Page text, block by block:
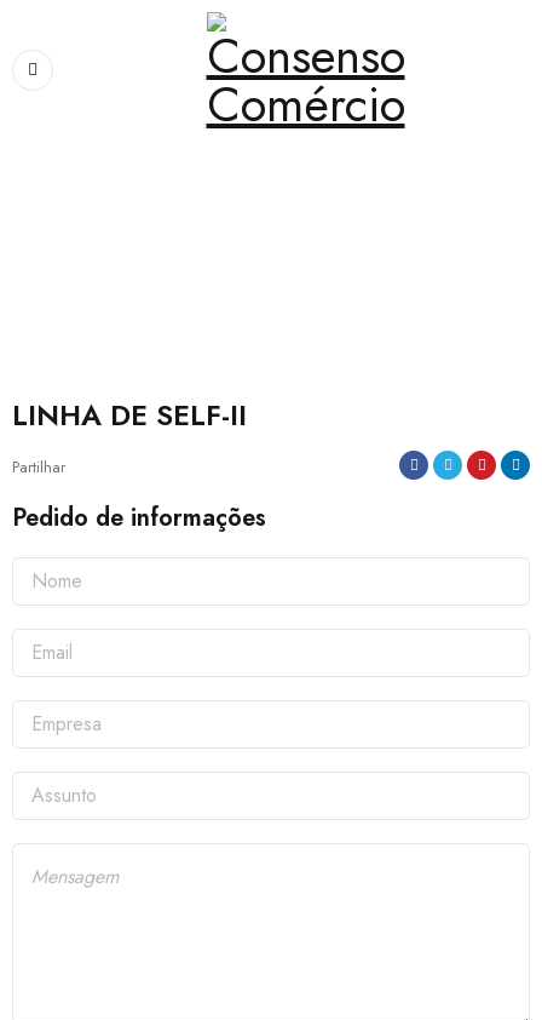
LINHA DE SELF-II
Partilhar
Pedido de informações